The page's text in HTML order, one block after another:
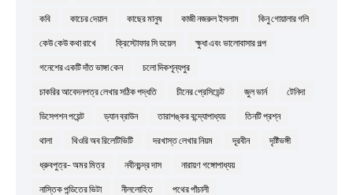
কবি কাচের দেয়াল কাছের মানুষ কাজী নজরুল ইসলাম কিনু গোয়ালার গলি
কেউ কেউ কথা রাখে ক্রিস্টোফার সি ডয়েল ক্ষুধা এবং ভালোবাসার গল্প
গনেশের একটি দাঁত ভাঙ্গা কেন চলো দিকশূন্যপুর
চাকরির আবেদনপত্র লেখার সঠিক পদ্ধতি চীনের প্রেসিডেন্ট জুল ভার্ন টেনিদা
ডিসেপশন পয়েন্ট ড্যান ব্রাউন তারাশঙ্কর বন্দ্যোপাধ্যয় তিনটি প্রশ্ন
থালা থিওরি অব রিলেটিভিটি দরখাস্ত লেখার নিয়ম দূরবীন দৃষ্টিভঙ্গী
ধ্রুবপুত্র- অমর মিত্র নবীনচন্দ্র দাস নারায়ণ গঙ্গোপাধ্যয়
নাস্তিক পন্ডিতের ভিটা নীললোহিত পথের পাঁচালী